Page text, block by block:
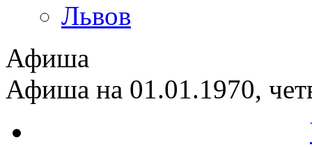
Львов
Афиша
Афиша на 01.01.1970,